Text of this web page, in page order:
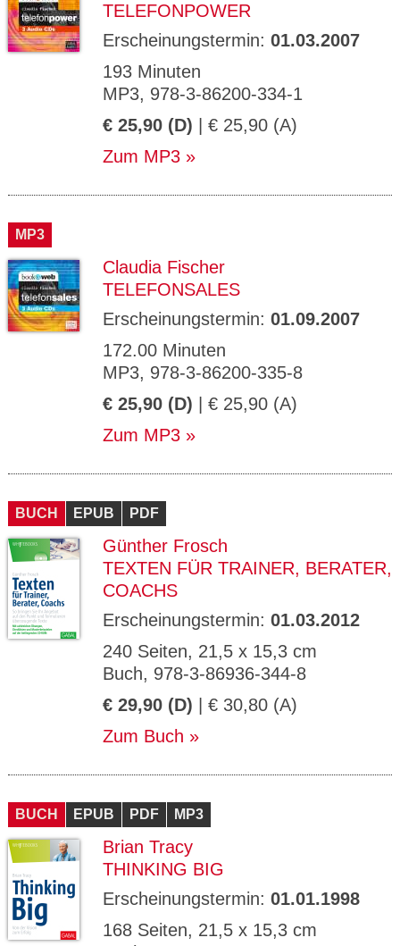
TELEFONPOWER
Erscheinungstermin: 01.03.2007
193 Minuten
MP3, 978-3-86200-334-1
€ 25,90 (D) | € 25,90 (A)
Zum MP3
MP3
Claudia Fischer
TELEFONSALES
Erscheinungstermin: 01.09.2007
172.00 Minuten
MP3, 978-3-86200-335-8
€ 25,90 (D) | € 25,90 (A)
Zum MP3
BUCH EPUB PDF
Günther Frosch
TEXTEN FÜR TRAINER, BERATER,
COACHS
Erscheinungstermin: 01.03.2012
240 Seiten, 21,5 x 15,3 cm
Buch, 978-3-86936-344-8
€ 29,90 (D) | € 30,80 (A)
Zum Buch
BUCH EPUB PDF MP3
Brian Tracy
THINKING BIG
Erscheinungstermin: 01.01.1998
168 Seiten, 21,5 x 15,3 cm